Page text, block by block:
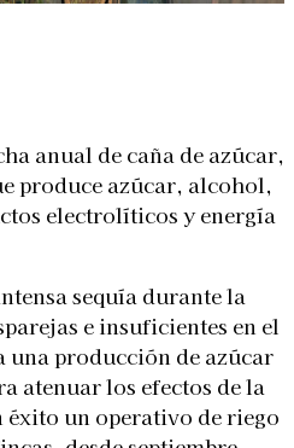
anual de caña de azúcar,
produce azúcar, alcohol,
electrolíticos y energía
sequía durante la
e insuficientes en el
una producción de azúcar
atenuar los efectos de la
un operativo de riego